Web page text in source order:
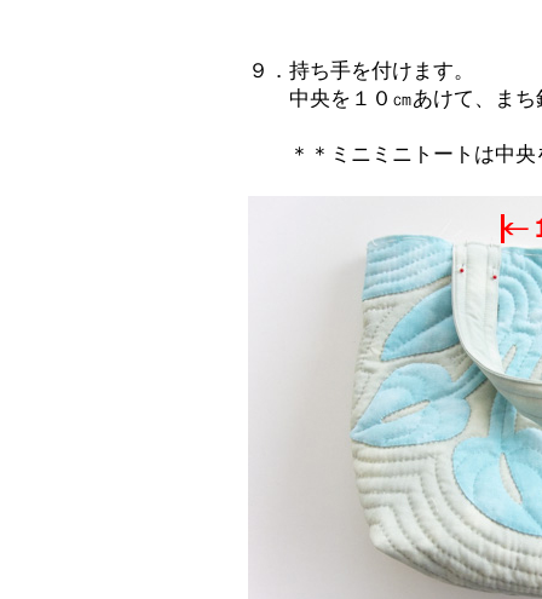
９．持ち手を付けます。
中央を１０㎝あけて、まち
＊＊ミニミニトートは中央